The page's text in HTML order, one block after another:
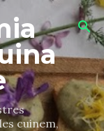
principal
cuinem,